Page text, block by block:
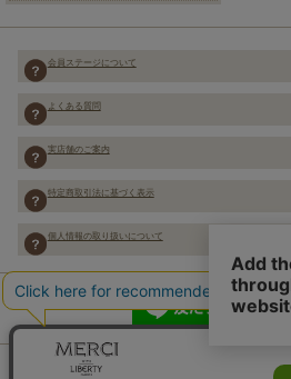
会員ステージについて
よくある質問
実店舗のご案内
特定商取引法に基づく表示
個人情報の取り扱いについて